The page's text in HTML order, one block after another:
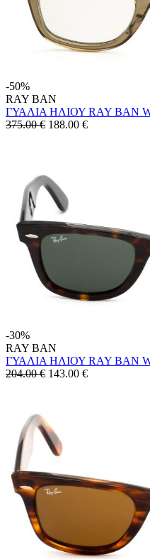
-50%
RAY BAN
ΓΥΑΛΙΑ ΗΛΙΟΥ RAY BAN
375.00 € 188.00 €
-30%
RAY BAN
ΓΥΑΛΙΑ ΗΛΙΟΥ RAY BAN
204.00 € 143.00 €